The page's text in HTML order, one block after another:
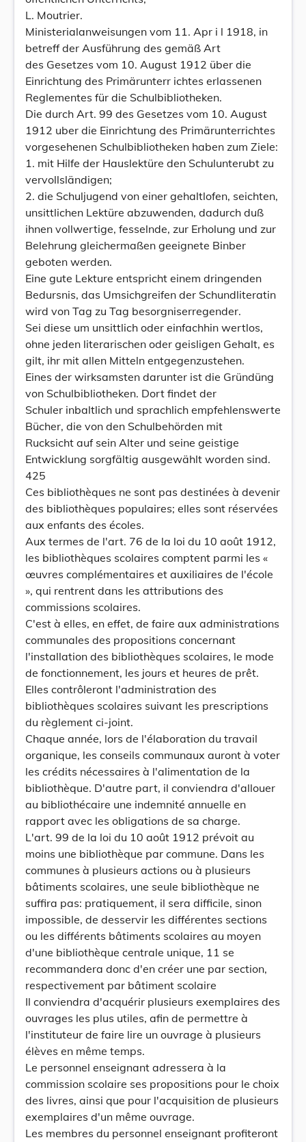
L. Moutrier.
Ministerialanweisungen vom 11. Apr i l 1918, in
betreff der Ausführung des gemäß Art
des Gesetzes vom 10. August 1912 über die
Einrichtung des Primärunterr ichtes erlassenen
Reglementes für die Schulbibliotheken.
Die durch Art. 99 des Gesetzes vom 10. August
1912 uber die Einrichtung des Primärunterrichtes
vorgesehenen Schulbibliotheken haben zum Ziele:
1. mit Hilfe der Hauslektüre den Schulunterubt zu
vervollsländigen;
2. die Schuljugend von einer gehaltlofen, seichten,
unsittlichen Lektüre abzuwenden, dadurch duß
ihnen vollwertige, fesselnde, zur Erholung und zur
Belehrung gleichermaßen geeignete Binber
geboten werden.
Eine gute Lekture entspricht einem dringenden
Bedursnis, das Umsichgreifen der Schundliteratin
wird von Tag zu Tag besorgniserregender.
Sei diese um unsittlich oder einfachhin wertlos,
ohne jeden literarischen oder geisligen Gehalt, es
gilt, ihr mit allen Mitteln entgegenzustehen.
Eines der wirksamsten darunter ist die Gründüng
von Schulbibliotheken. Dort findet der
Schuler inbaltlich und sprachlich empfehlenswerte
Bücher, die von den Schulbehörden mit
Rucksicht auf sein Alter und seine geistige
Entwicklung sorgfältig ausgewählt worden sind.
425
Ces bibliothèques ne sont pas destinées à devenir
des bibliothèques populaires; elles sont réservées
aux enfants des écoles.
Aux termes de l'art. 76 de la loi du 10 août 1912,
les bibliothèques scolaires comptent parmi les «
œuvres complémentaires et auxiliaires de l'école
», qui rentrent dans les attributions des
commissions scolaires.
C'est à elles, en effet, de faire aux administrations
communales des propositions concernant
l'installation des bibliothèques scolaires, le mode
de fonctionnement, les jours et heures de prêt.
Elles contrôleront l'administration des
bibliothèques scolaires suivant les prescriptions
du règlement ci-joint.
Chaque année, lors de l'élaboration du travail
organique, les conseils communaux auront à voter
les crédits nécessaires à l'alimentation de la
bibliothèque. D'autre part, il conviendra d'allouer
au bibliothécaire une indemnité annuelle en
rapport avec les obligations de sa charge.
L'art. 99 de la loi du 10 août 1912 prévoit au
moins une bibliothèque par commune. Dans les
communes à plusieurs actions ou à plusieurs
bâtiments scolaires, une seule bibliothèque ne
suffira pas: pratiquement, il sera difficile, sinon
impossible, de desservir les différentes sections
ou les différents bâtiments scolaires au moyen
d'une bibliothèque centrale unique, 11 se
recommandera donc d'en créer une par section,
respectivement par bâtiment scolaire
Il conviendra d'acquérir plusieurs exemplaires des
ouvrages les plus utiles, afin de permettre à
l'instituteur de faire lire un ouvrage à plusieurs
élèves en même temps.
Le personnel enseignant adressera à la
commission scolaire ses propositions pour le choix
des livres, ainsi que pour l'acquisition de plusieurs
exemplaires d'un même ouvrage.
Les membres du personnel enseignant profiteront